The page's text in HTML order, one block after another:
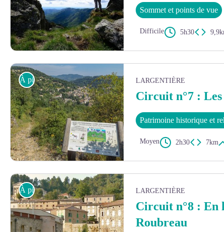
Sommet et points de vue
Difficile 5h30
À pied LARGENTIÈRE
Circuit n°7 :
Patrimoine historique et
Moyen 2h30 7km
À pied LARGENTIÈRE
Circuit n°8 : En
Roubreau